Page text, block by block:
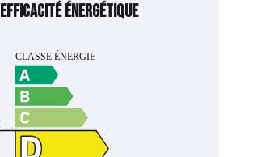
Efficacité énergétique